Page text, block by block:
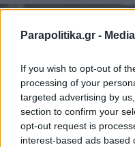
Parapolitika.gr -
If you wish to opt-out of
processing of your
targeted advertising by
section to confirm your
opt-out request is
interest-based ads based